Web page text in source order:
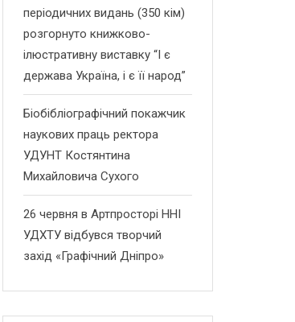
періодичних видань (350 кім)
розгорнуто книжково-
ілюстративну виставку “І є
держава Україна, і є її народ”
Біобібліографічний покажчик
наукових праць ректора
УДУНТ Костянтина
Михайловича Сухого
26 червня в Артпросторі ННІ
УДХТУ відбувся творчий
захід «Графічний Дніпро»